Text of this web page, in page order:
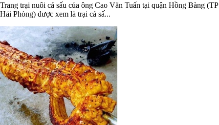
Trang trại nuôi cá sấu của ông Cao Văn Tuấn tại quận Hồng Bàng (TP
Hải Phòng) được xem là trại cá sấ...